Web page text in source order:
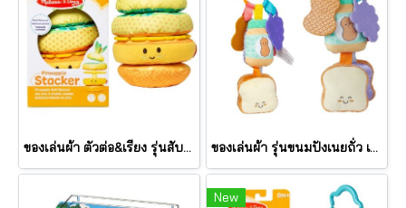
ของเล่นผ้า ตัวต่อ&เรียง รุ่นสับปะรด เขย่ามีเสียง Pineapple Stacker รุ่น 30743 ยี่ห้อ Melissa & Doug ของเล่นผ้า รุ่นขนมปังเนยถั่ว เขย่ามีเสียง PB&J Take Along Toy รุ่น 30742 ยี่ห้อ Melissa & Doug
New